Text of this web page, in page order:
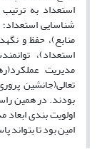
استعداد به
شناسایی
منابع)، حفظ و
استعداد)،
مدیریت
تعالی(جانشین
بودند. در همین
اولویت بندی
امین بود تا بتواند